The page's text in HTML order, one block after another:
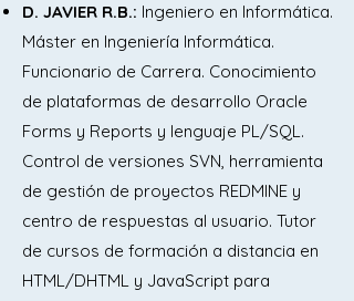
servicios de información administrativa.
Información general y particular al
Quejas. Peticiones.
2. Concepto de documento, registro y
archivo. Funciones del registro y del
archivo. Clases de archivo y criterios de
D. JAVIER R.B.: Ingeniero en Informática.
Máster en Ingeniería Informática.
Funcionario de Carrera. Conocimiento
de plataformas de desarrollo Oracle
Forms y Reports y lenguaje PL/SQL.
Control de versiones SVN, herramienta
de gestión de proyectos REDMINE y
centro de respuestas al usuario. Tutor
de cursos de formación a distancia en
HTML/DHTML y JavaScript para